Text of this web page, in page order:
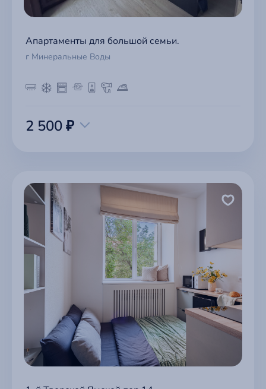
Апартаменты для большой семьи.
г Минеральные Воды
2 500 ₽